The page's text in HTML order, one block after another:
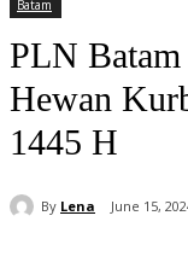
Batam
PLN Batam
Hewan
1445 H
By Lena June 15,